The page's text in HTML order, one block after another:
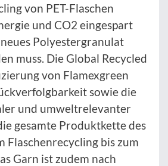
von PET-Flaschen
und CO2 eingespart
Polyestergranulat
muss. Die Global Recycled
von Flamexgreen
sowie die
und umweltrelevanter
gesamte Produktkette des
Flaschenrecycling bis zum
Garn ist zudem nach